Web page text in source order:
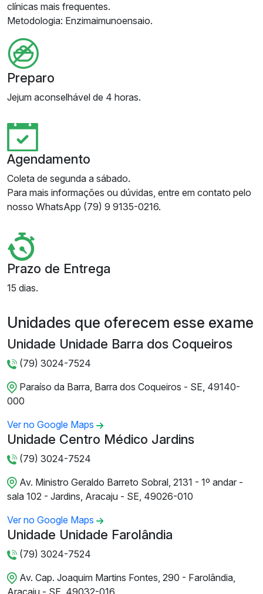
clínicas mais frequentes.
Metodologia: Enzimaimunoensaio.
Preparo
Jejum aconselhável de 4 horas.
Agendamento
Coleta de segunda a sábado.
Para mais informações ou dúvidas, entre em contato pelo
nosso WhatsApp (79) 9 9135-0216.
Prazo de Entrega
15 dias.
Unidades que oferecem esse exame
Unidade Unidade Barra dos Coqueiros
(79) 3024-7524
Paraíso da Barra, Barra dos Coqueiros - SE, 49140-
000
Ver no Google Maps
Unidade Centro Médico Jardins
(79) 3024-7524
Av. Ministro Geraldo Barreto Sobral, 2131 - 1º andar -
sala 102 - Jardins, Aracaju - SE, 49026-010
Ver no Google Maps
Unidade Unidade Farolândia
(79) 3024-7524
Av. Cap. Joaquim Martins Fontes, 290 - Farolândia,